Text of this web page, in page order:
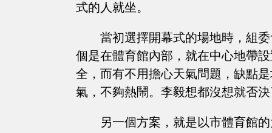
式的人就坐。
當初選擇開幕式的場地時，組
個是在體育館內部，就在中心地帶
全，而有不用擔心天氣問題，缺點
氣，不夠熱鬧。李毅想都沒想就否
另一個方案，就是以市體育館